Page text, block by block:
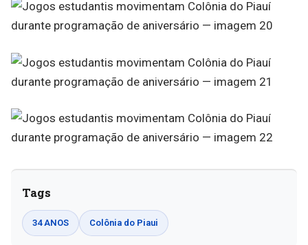
Tags
34 ANOS Colônia do Piaui